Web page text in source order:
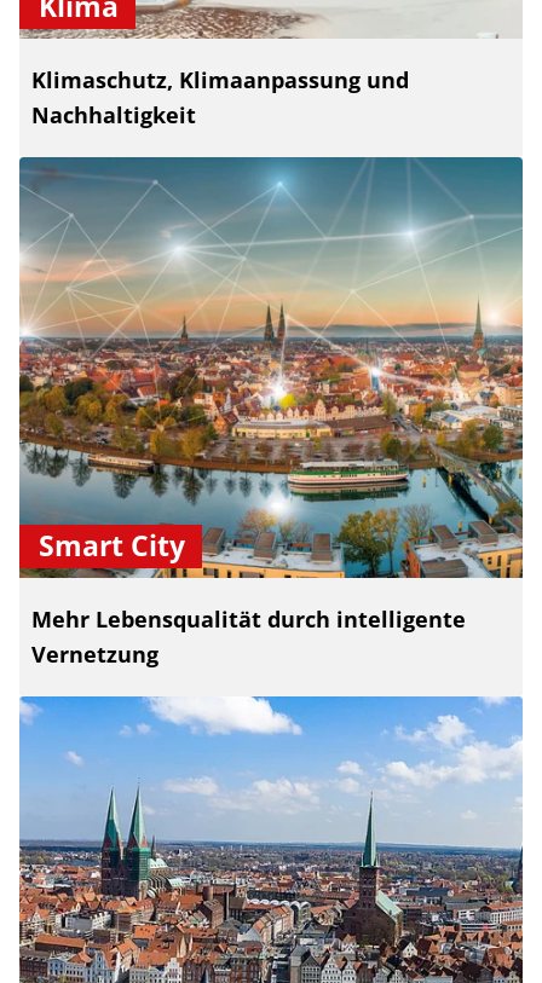
Klimaschutz, Klimaanpassung und
Nachhaltigkeit
Smart City
Mehr Lebensqualität durch intelligente
Vernetzung